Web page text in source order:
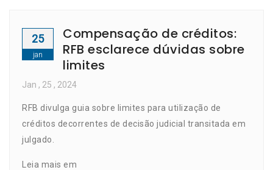
25
jan
Compensação de créditos:
RFB esclarece dúvidas sobre
limites
Jan , 25 , 2024
RFB divulga guia sobre limites para utilização de
créditos decorrentes de decisão judicial transitada em
julgado.
Leia mais em